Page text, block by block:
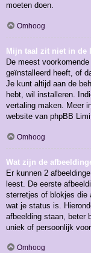
moeten doen.
Omhoog
Mijn taal zit niet in de
De meest
geïnstalleerd heeft, of
Je kunt altijd aan de
hebt, wil installeren.
vertaling maken. Meer
website van phpBB
Omhoog
Wat zijn de
Er kunnen 2
leest. De eerste
sterretjes of blokjes die
wat je status is.
afbeelding staan, beter
uniek of persoonlijk
Omhoog